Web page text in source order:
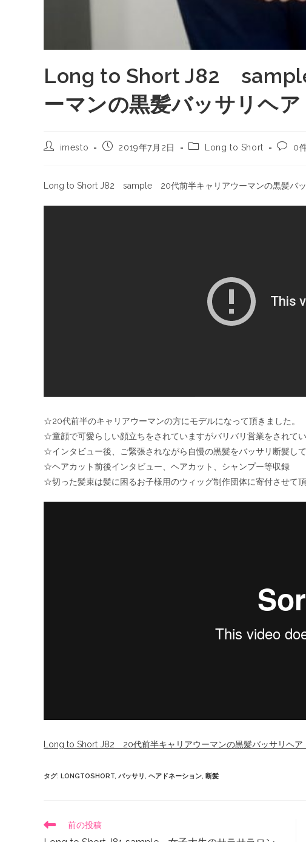
Long to Short J82
ーマンの黒髪バッサリヘ
imesto 2019年7月2日 Long to Short 0
Long to Short J82 sample 20代前半キャリアウーマンの黒髪バ
☆20代前半のキャリアウーマンの方にモデルになって頂きました。
☆童顔で可愛らしい顔立ちをされていますがバリバリ営業をされて
☆インタビュー後、ご緊張されながら自慢の黒髪をバッサリ断髪して
☆ヘアカット前後インタビュー、ヘアカット、シャンプー等収録
☆切った髪束は髪に困るお子様用のウィッグ制作団体に寄付させて頂
Long to Short J82 20代前半キャリアウーマンの黒髪バッサリヘア
タグ: LONGTOSHORT, バッサリ, ヘアドネーション, 断髪
前の投稿